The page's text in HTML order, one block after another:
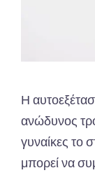
Η
ανώδυνος
γυναίκες το
μπορεί να